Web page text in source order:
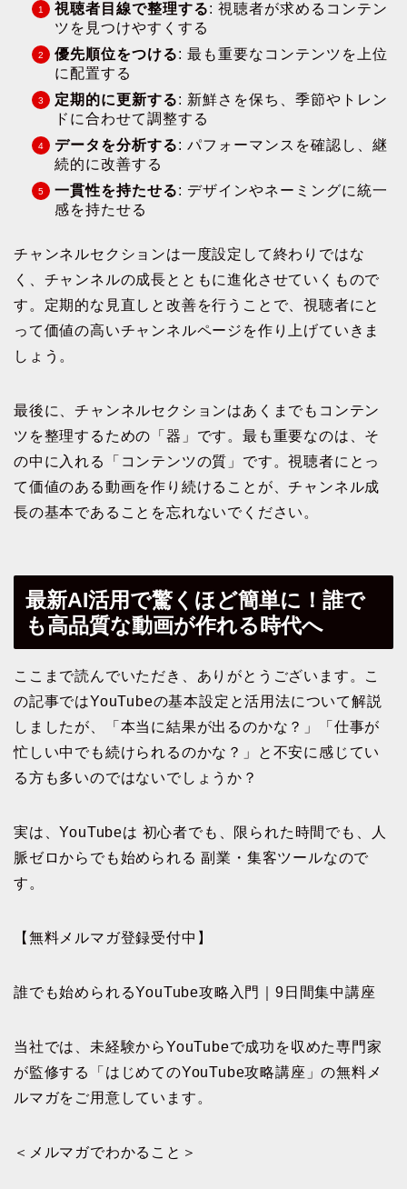
視聴者目線で整理する: 視聴者が求めるコンテン
ツを見つけやすくする
優先順位をつける: 最も重要なコンテンツを上位
に配置する
定期的に更新する: 新鮮さを保ち、季節やトレン
ドに合わせて調整する
データを分析する: パフォーマンスを確認し、継
続的に改善する
一貫性を持たせる: デザインやネーミングに統一
感を持たせる
チャンネルセクションは一度設定して終わりではな
く、チャンネルの成長とともに進化させていくもので
す。定期的な見直しと改善を行うことで、視聴者にと
って価値の高いチャンネルページを作り上げていきま
しょう。
最後に、チャンネルセクションはあくまでもコンテン
ツを整理するための「器」です。最も重要なのは、そ
の中に入れる「コンテンツの質」です。視聴者にとっ
て価値のある動画を作り続けることが、チャンネル成
長の基本であることを忘れないでください。
最新AI活用で驚くほど簡単に！誰で
も高品質な動画が作れる時代へ
ここまで読んでいただき、ありがとうございます。こ
の記事ではYouTubeの基本設定と活用法について解説
しましたが、「本当に結果が出るのかな？」「仕事が
忙しい中でも続けられるのかな？」と不安に感じてい
る方も多いのではないでしょうか？
実は、YouTubeは 初心者でも、限られた時間でも、人
脈ゼロからでも始められる 副業・集客ツールなので
す。
【無料メルマガ登録受付中】
誰でも始められるYouTube攻略入門｜9日間集中講座
当社では、未経験からYouTubeで成功を収めた専門家
が監修する「はじめてのYouTube攻略講座」の無料メ
ルマガをご用意しています。
＜メルマガでわかること＞